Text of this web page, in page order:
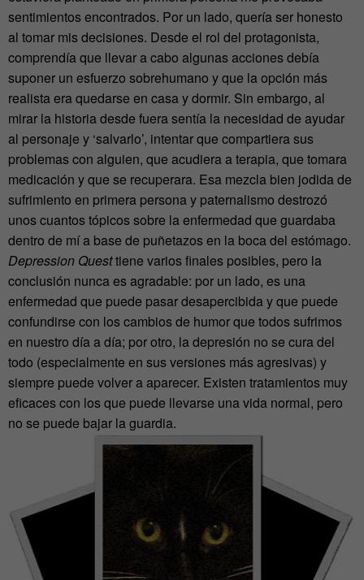
sentimientos encontrados. Por un lado, quería ser honesto
al tomar mis decisiones. Desde el rol del protagonista,
comprendía que llevar a cabo algunas acciones debía
suponer un esfuerzo sobrehumano y que la opción más
realista era quedarse en casa y dormir. Sin embargo, al
mirar la historia desde fuera sentía la necesidad de ayudar
al personaje y ‘salvarlo’, intentar que compartiera sus
problemas con alguien, que acudiera a terapia, que tomara
medicación y que se recuperara. Esa mezcla bien jodida de
sufrimiento en primera persona y paternalismo destrozó
unos cuantos tópicos sobre la enfermedad que guardaba
dentro de mí a base de puñetazos en la boca del estómago.
Depression Questtiene varios finales posibles, pero la
conclusión nunca es agradable: por un lado, es una
enfermedad que puede pasar desapercibida y que puede
confundirse con los cambios de humor que todos sufrimos
en nuestro día a día; por otro, la depresión no se cura del
todo (especialmente en sus versiones más agresivas) y
siempre puede volver a aparecer. Existen tratamientos muy
eficaces con los que puede llevarse una vida normal, pero
no se puede bajar la guardia.